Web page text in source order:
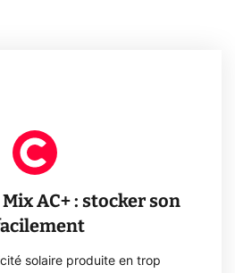
AC+ : stocker son
solaire produite en trop